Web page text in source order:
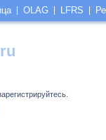
OLAG LFRS